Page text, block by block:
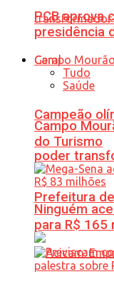
Campeão
poder
Prefeitura
PCB aprova
presidência
Geral
Tudo
Saúde
Campo
do Turismo
Ninguém
para R$ 165